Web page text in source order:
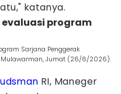
katanya.
program
Sarjana Penggerak
Mulawarman, Jumat (26/6/2026).
RI, Maneger